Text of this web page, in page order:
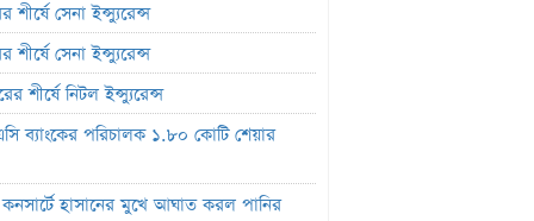
শীর্ষে সেনা ইন্স্যুরেন্স
শীর্ষে সেনা ইন্স্যুরেন্স
শীর্ষে নিটল ইন্স্যুরেন্স
ব্যাংকের পরিচালক ১.৮০ কোটি শেয়ার
হাসানের মুখে আঘাত করল পানির